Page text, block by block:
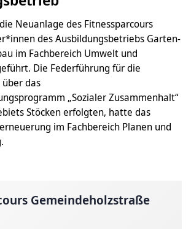
Neuanlage des Fitnessparcours
des Ausbildungsbetriebs Garten-
im Fachbereich Umwelt und
Die Federführung für die
das
„Sozialer Zusammenhalt“
Stöcken erfolgten, hatte das
im Fachbereich Planen und
Gemeindeholzstraße